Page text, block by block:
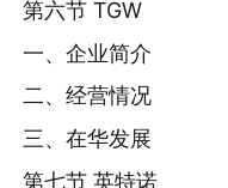
第六节 TGW
一、企业简介
二、经营情况
三、在华发展
第七节 英特诺